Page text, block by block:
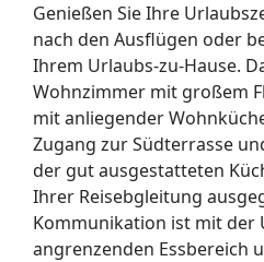
Genießen Sie Ihre
nach den Ausflügen oder
Ihrem Urlaubs-zu-Hause.
Wohnzimmer mit großem
mit anliegender
Zugang zur Südterrasse
der gut ausgestatteten
Ihrer Reisebgleitung
Kommunikation ist mit der
angrenzenden Essbereich